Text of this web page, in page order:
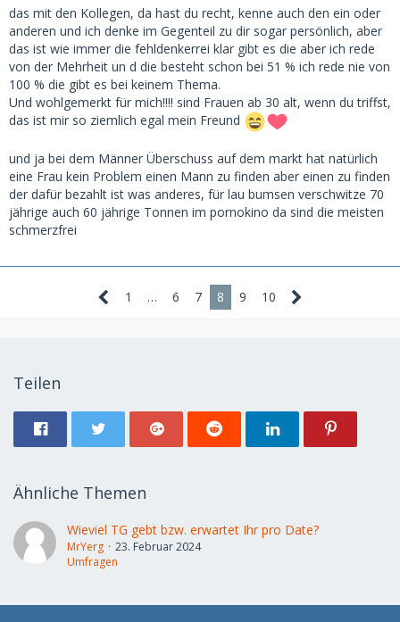
18-jährige SBs können auch ziemlich naiv und nervig sein
und dich in Gesellschaft nicht immer gut aussehen lassen.
Ich habe davon gesprochen, dass der Großteil aller Frauen
keine Probleme hat, mit 30 oder 40 noch einen Mann oder
SD zu finden und das ist ein Fakt.
Wenn sie entsprechend attraktiv sind, klappt es auch mit 70
noch.
Deinen Text mit „Ich will aber nur 18-Jährige“ hättest du dir
daher auch sparen können, Kollege.
das mit den Kollegen, da hast du recht, kenne auch den ein oder
anderen und ich denke im Gegenteil zu dir sogar persönlich, aber
das ist wie immer die fehldenkerrei klar gibt es die aber ich rede
von der Mehrheit un d die besteht schon bei 51 % ich rede nie von
100 % die gibt es bei keinem Thema.
Und wohlgemerkt für mich!!!! sind Frauen ab 30 alt, wenn du triffst,
das ist mir so ziemlich egal mein Freund
und ja bei dem Männer Überschuss auf dem markt hat natürlich
eine Frau kein Problem einen Mann zu finden aber einen zu finden
der dafür bezahlt ist was anderes, für lau bumsen verschwitze 70
jährige auch 60 jährige Tonnen im pornokino da sind die meisten
schmerzfrei
1 … 6 7 8 9 10
Teilen
Ähnliche Themen
Wieviel TG gebt bzw. erwartet Ihr pro Date?
MrYerg
23. Februar 2024
Umfragen